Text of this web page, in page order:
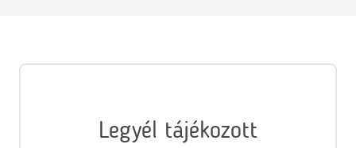
Legyél tájékozott